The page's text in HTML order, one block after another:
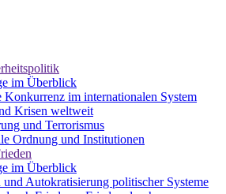
im Überblick
Konkurrenz im internationalen System
Krisen weltweit
und Terrorismus
Ordnung und Institutionen
im Überblick
Autokratisierung politischer Systeme